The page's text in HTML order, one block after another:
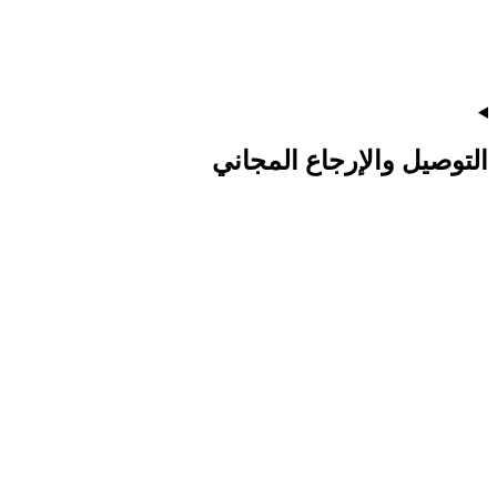
التوصيل والإرجاع المجاني